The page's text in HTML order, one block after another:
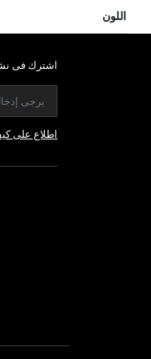
اللون
اشترك فى
اطلاع على